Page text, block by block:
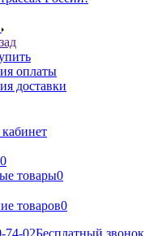
оплаты
доставки
0
товары0
товаров0
74-02Бесплатный звонок